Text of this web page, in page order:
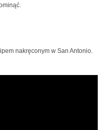
nakręconym w San Antonio.